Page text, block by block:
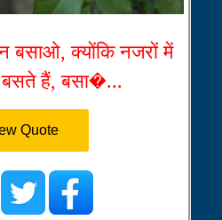
बसाओ, क्योंकि नजरों में
बसते हैं, बसा�...
Quote